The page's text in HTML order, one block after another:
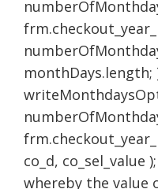
monthDays.length;
co_d, co_sel_value
whereby the value